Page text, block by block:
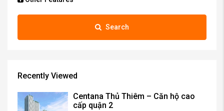
Search
Recently Viewed
Centana Thủ Thiêm – Căn hộ cao
cấp quận 2